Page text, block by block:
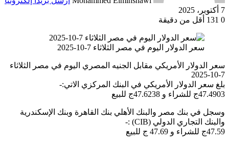
7 أكتوبر، 2025
0
أقل من دقيقة
سعر الدولار اليوم في مصر الثلاثاء 7-10-2025
سعر الدولار الأمريكي مقابل الجنيه المصري اليوم في مصر الثلاثاء
7-10-2025
بلغ سعر الدولار الأمريكي في البنك المركزي الاتي:-
47.4903ج للشراء و 47.6238ج للبيع
وسجل في بنك مصر والبنك الأهلي بنك القاهرة وبنك الإسكندرية
والبنك التجاري الدولي (CIB) :-
47.59ج للشراء و 47.69 ج للبيع